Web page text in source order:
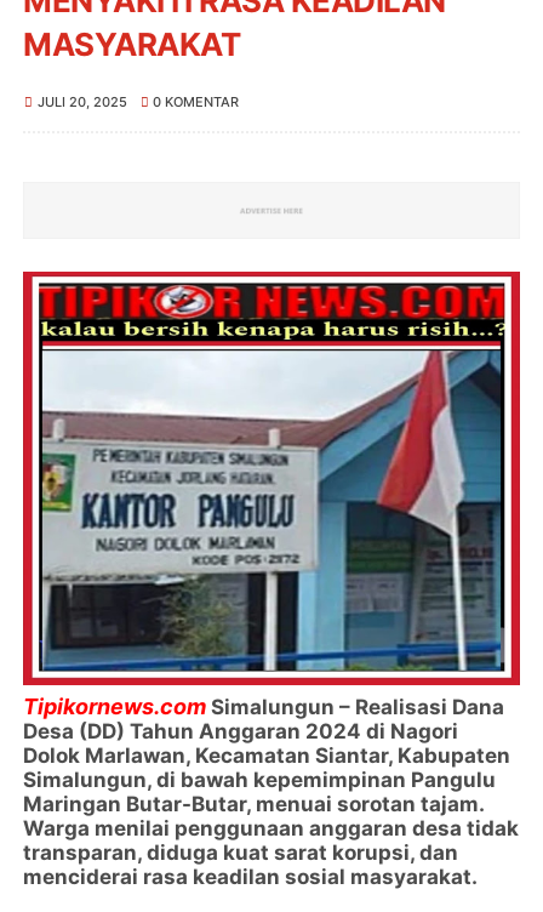
MASYARAKAT
JULI 20, 2025 0 KOMENTAR
Tipikornews.com Simalungun – Realisasi Dana
Desa (DD) Tahun Anggaran 2024 di Nagori
Dolok Marlawan, Kecamatan Siantar, Kabupaten
Simalungun, di bawah kepemimpinan Pangulu
Maringan Butar-Butar, menuai sorotan tajam.
Warga menilai penggunaan anggaran desa tidak
transparan, diduga kuat sarat korupsi, dan
menciderai rasa keadilan sosial masyarakat.